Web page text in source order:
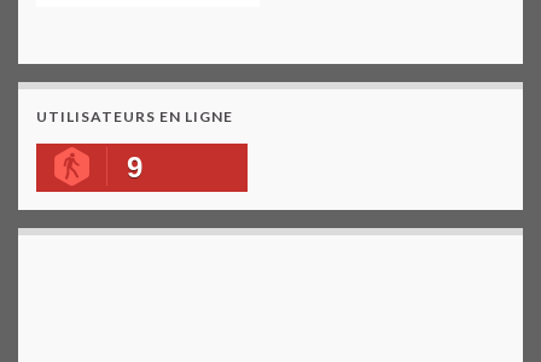
UTILISATEURS EN LIGNE
9